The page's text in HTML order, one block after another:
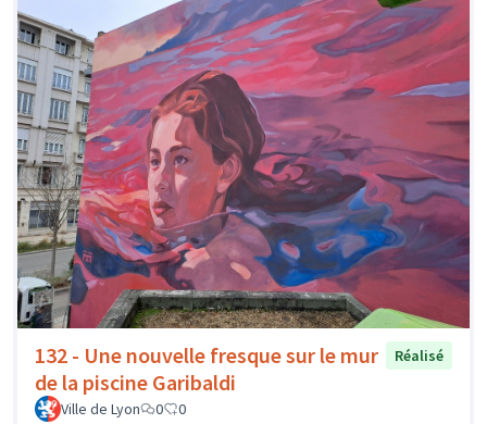
132 - Une nouvelle fresque sur le mur
de la piscine Garibaldi
Réalisé
Ville de Lyon 0 0